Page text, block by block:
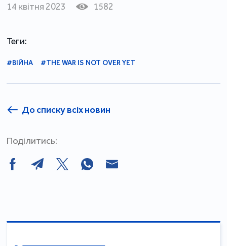
14 квітня 2023 1582
Теги:
#ВІЙНА #THE WAR IS NOT OVER YET
До списку всіх новин
Поділитись: